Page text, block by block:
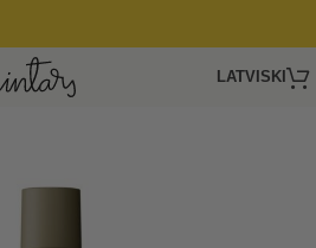
LATVISKI